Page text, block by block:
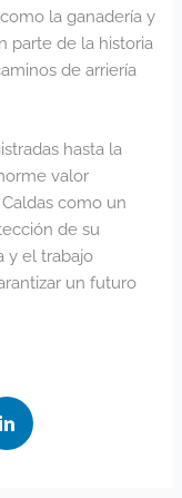
la ganadería y
parte de la historia
de arriería
hasta la
valor
como un
de su
y el trabajo
un futuro